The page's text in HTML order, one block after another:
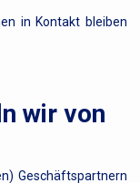
in Kontakt bleiben
wir von
Geschäftspartnern